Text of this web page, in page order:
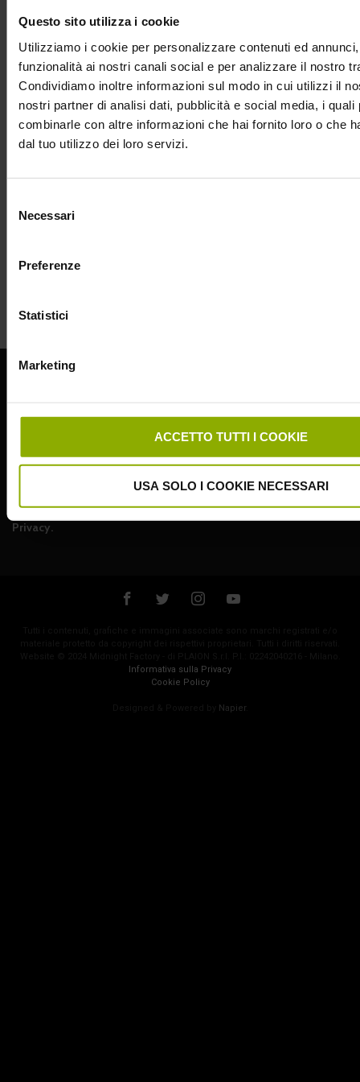
Questo sito utilizza i cookie
Utilizziamo i cookie per personalizzare contenuti ed
funzionalità ai nostri canali social e per analizzare il nostro
Condividiamo inoltre informazioni sul modo in cui utilizzi il
nostri partner di analisi dati, pubblicità e social media, i quali
combinarle con altre informazioni che hai fornito loro o che
dal tuo utilizzo dei loro servizi.
delNecessari
Preferenze
Statistici
Marketing
ACCETTO TUTTI I COOKIE
USA SOLO I COOKIE NECESSARI
Iscrivendoti confermi di accettare la nostraInformativa sulla
Privacy.
Informativa sulla Privacy
Cookie Policy
Napier.